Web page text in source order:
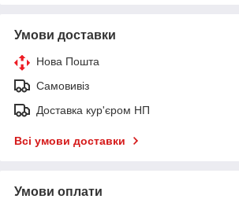
Умови доставки
Нова Пошта
Самовивіз
Доставка кур'єром НП
Всі умови доставки
Умови оплати